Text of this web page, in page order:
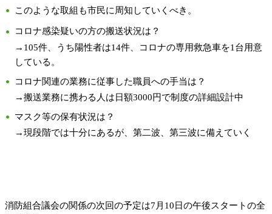
このような取組も市民に周知していくべき。
コロナ感染疑いの方の搬送状況は？
→105件、うち陽性者は14件、コロナの専用救急車を1台用意
している。
コロナ関連の業務に従事した職員への手当は？
→搬送業務に携わる人は日額3000円で制度の詳細設計中
マスク等の保有状況は？
→現段階では十分にあるが、第二波、第三波に備えていく
消防組合議会の関係の次回の予定は7月10日の午後スタートの全